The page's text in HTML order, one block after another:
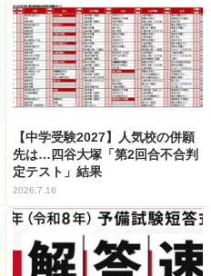
【中学受験2027】人気校の併願
先は…四谷大塚「第2回合不合判
定テスト」結果
2026.7.16